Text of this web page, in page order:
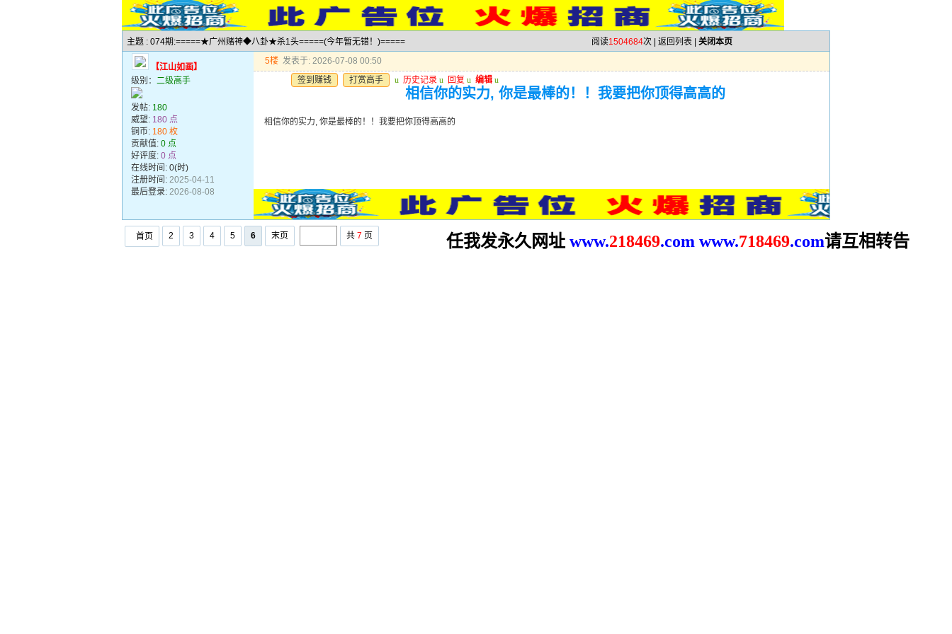
主题 : 074期:=====★广州赌神◆八卦★杀1头=====(今年暂无错！)===== 阅读1504684次 | 返回列表 关闭本页
【江山如画】
级别： 二级高手
发帖: 180
威望: 180 点
铜币: 180 枚
贡献值: 0 点
好评度: 0 点
在线时间: 0(时)
注册时间: 2025-04-11
最后登录: 2026-08-08
5楼 发表于: 2026-07-08 00:50
签到赚钱
打赏高手 u 历史记录 u 回复 u 编辑 u
相信你的实力, 你是最棒的！！我要把你顶得高高的
相信你的实力, 你是最棒的！！我要把你顶得高高的
首页 2 3 4 5 6 末页 共 7 页 任我发永久网址 www.218469.com www.718469.com请互相转告